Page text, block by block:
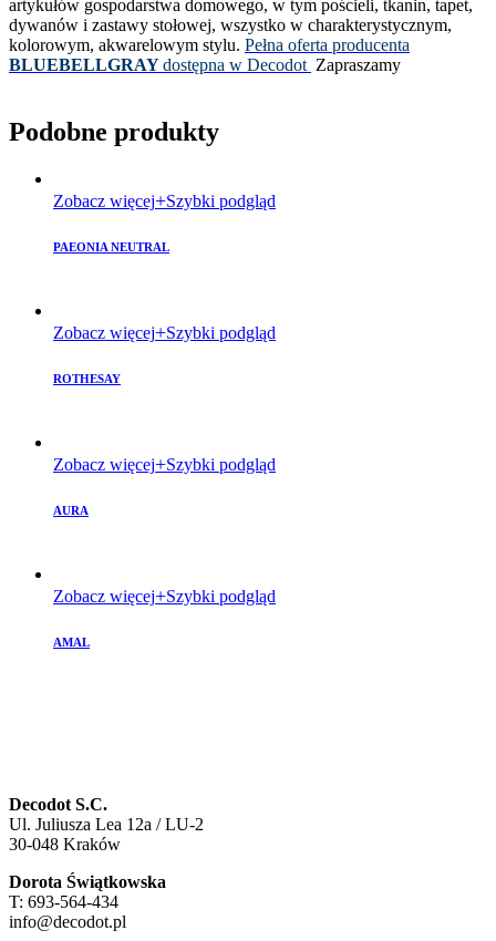
artykułów gospodarstwa domowego, w tym pościeli, tkanin, tapet,
dywanów i zastawy stołowej, wszystko w charakterystycznym,
kolorowym, akwarelowym stylu. Pełna oferta producenta
BLUEBELLGRAYdostępna w Decodot Zapraszamy
Podobne produkty
Zobacz więcej Szybki podgląd
PAEONIA NEUTRAL
Zobacz więcej Szybki podgląd
ROTHESAY
Zobacz więcej Szybki podgląd
AURA
Zobacz więcej Szybki podgląd
AMAL
Decodot S.C.
Ul. Juliusza Lea 12a / LU-2
30-048 Kraków
Dorota Świątkowska
T: 693-564-434
info@decodot.pl